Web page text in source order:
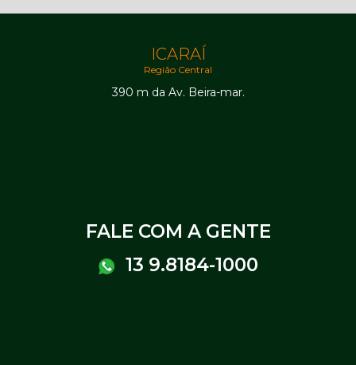
ICARAÍ
Região Central
390 m da Av. Beira-mar.
FALE COM A GENTE
13 9.8184-1000